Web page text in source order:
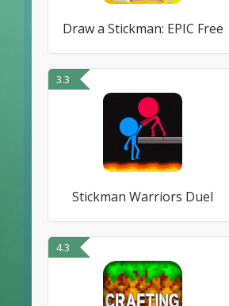
Draw a Stickman: EPIC Free
3.3
Stickman Warriors Duel
4.3